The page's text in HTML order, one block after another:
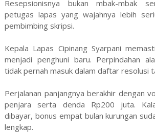
Resepsionisnya bukan mbak-mbak
petugas lapas yang wajahnya lebih
pembimbing skripsi.
Kepala Lapas Cipinang Syarpani
menjadi penghuni baru. Perpindahan
tidak pernah masuk dalam daftar resolusi
Perjalanan panjangnya berakhir dengan
penjara serta denda Rp200 juta.
dibayar, bonus empat bulan kurungan
lengkap.